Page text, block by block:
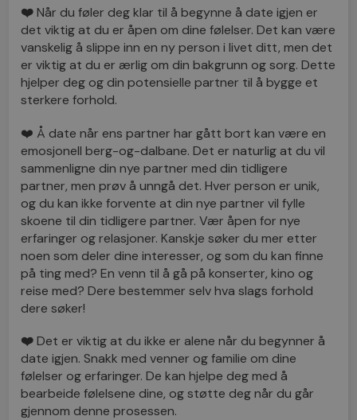
❤️Når du føler deg klar til å begynne å date igjen er
det viktig at du er åpen om dine følelser. Det kan være
vanskelig å slippe inn en ny person i livet ditt, men det
er viktig at du er ærlig om din bakgrunn og sorg. Dette
hjelper deg og din potensielle partner til å bygge et
sterkere forhold.
❤️ Å date når ens partner har gått bort kan være en
emosjonell berg-og-dalbane. Det er naturlig at du vil
sammenligne din nye partner med din tidligere
partner, men prøv å unngå det. Hver person er unik,
og du kan ikke forvente at din nye partner vil fylle
skoene til din tidligere partner. Vær åpen for nye
erfaringer og relasjoner. Kanskje søker du mer etter
noen som deler dine interesser, og som du kan finne
på ting med? En venn til å gå på konserter, kino og
reise med? Dere bestemmer selv hva slags forhold
dere søker!
❤️Det er viktig at du ikke er alene når du begynner å
date igjen. Snakk med venner og familie om dine
følelser og erfaringer. De kan hjelpe deg med å
bearbeide følelsene dine, og støtte deg når du går
gjennom denne prosessen.